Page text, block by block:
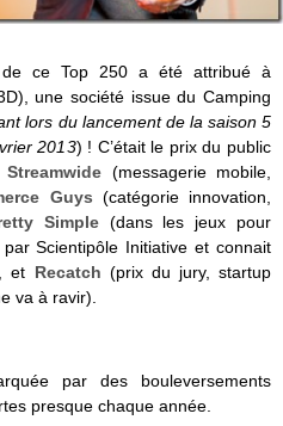
de ce Top 250 a été attribué à
une société issue du Camping
lors du lancement de la saison 5
2013) ! C’était le prix du public
Streamwide (messagerie mobile,
Guys (catégorie innovation,
Simple(dans les jeux pour
Scientipôle Initiative et connait
et Recatch (prix du jury, startup
va à ravir).
par des bouleversements
presque chaque année.